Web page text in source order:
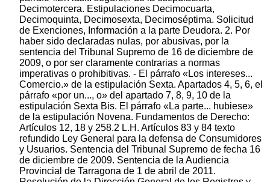
Decimotercera. Estipulaciones Decimocuarta,
Decimoquinta, Decimosexta, Decimoséptima. Solicitud
de Exenciones, Información a la parte Deudora. 2. Por
haber sido declaradas nulas, por abusivas, por la
sentencia del Tribunal Supremo de 16 de diciembre de
2009, o por ser claramente contrarias a normas
imperativas o prohibitivas. - El párrafo «Los intereses...
Comercio.» de la estipulación Sexta. Apartados 4, 5, 6, el
párrafo «por un..., o» del apartado 7, 8, 9, 10 de la
estipulación Sexta Bis. El párrafo «La parte... hubiese»
de la estipulación Novena. Fundamentos de Derecho:
Artículos 12, 18 y 258.2 L.H. Artículos 83 y 84 texto
refundido Ley General para la defensa de Consumidores
y Usuarios. Sentencia del Tribunal Supremo de fecha 16
de diciembre de 2009. Sentencia de la Audiencia
Provincial de Tarragona de 1 de abril de 2011.